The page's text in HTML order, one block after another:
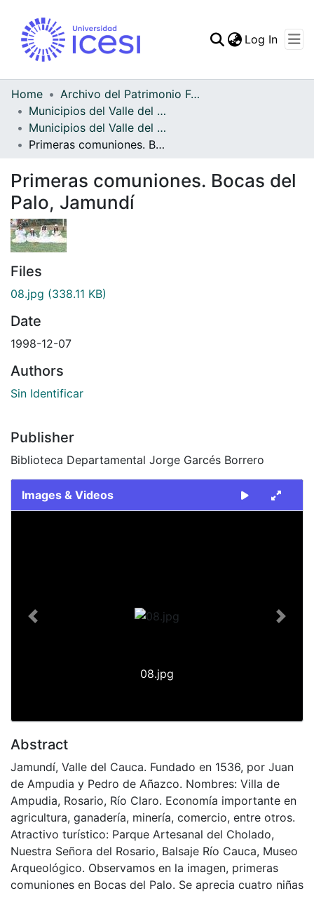
Log In
Home
Archivo del Patrimonio Fotográfico y Fílmico del Valle del Cauca
Municipios del Valle del Cauca
Municipios del Valle del Cauca
Primeras comuniones. Bocas del Palo, Jamundí
Primeras comuniones. Bocas del
Palo, Jamundí
Files
08.jpg (338.11 KB)
Date
1998-12-07
Authors
Sin Identificar
Publisher
Biblioteca Departamental Jorge Garcés Borrero
Images & Videos
08.jpg
Previous Next
Abstract
Jamundí, Valle del Cauca. Fundado en 1536, por Juan
de Ampudia y Pedro de Añazco. Nombres: Villa de
Ampudia, Rosario, Río Claro. Economía importante en
agricultura, ganadería, minería, comercio, entre otros.
Atractivo turístico: Parque Artesanal del Cholado,
Nuestra Señora del Rosario, Balsaje Río Cauca, Museo
Arqueológico. Observamos en la imagen, primeras
comuniones en Bocas del Palo. Se aprecia cuatro niñas